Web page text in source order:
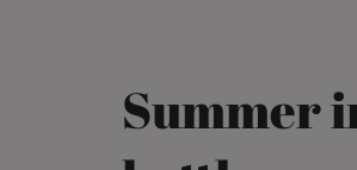
Summer